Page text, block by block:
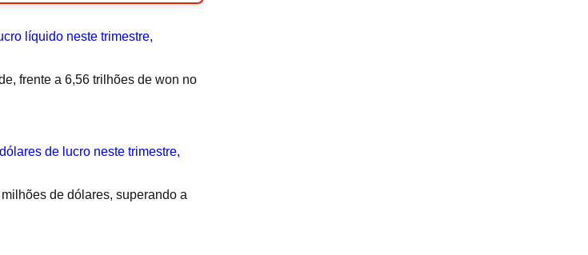
líquido neste trimestre,
frente a 6,56 trilhões de won no
de lucro neste trimestre,
de dólares, superando a